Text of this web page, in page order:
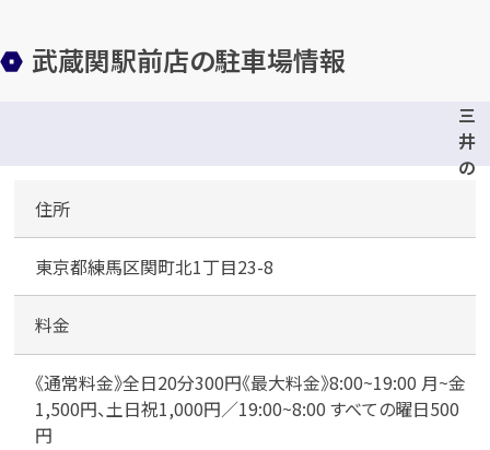
カンタン無料
最短1分！今すぐ査定金額をお伝えいた
武蔵関駅前店の駐車場情報
三
井
の
ー
関
北
1
丁
住所
東京都練馬区関町北1丁目23-8
料金
《通常料金》全日20分300円《最大料金》8:00~19:00 月~金
1,500円、土日祝1,000円／19:00~8:00 すべての曜日500
円